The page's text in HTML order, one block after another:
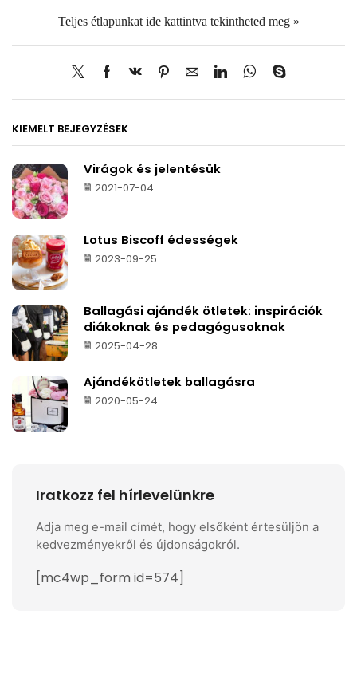
Teljes étlapunkat ide kattintva tekintheted meg »
KIEMELT BEJEGYZÉSEK
Virágok és jelentésük
2021-07-04
Lotus Biscoff édességek
2023-09-25
Ballagási ajándék ötletek: inspirációk
diákoknak és pedagógusoknak
2025-04-28
Ajándékötletek ballagásra
2020-05-24
Iratkozz fel hírlevelünkre
Adja meg e-mail címét, hogy elsőként értesüljön a
kedvezményekről és újdonságokról.
[mc4wp_form id=574]